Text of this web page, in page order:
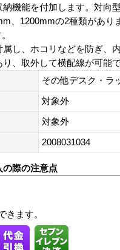
機能を付加します。対向
、1200mmの2種類があ
し、ホコリなどを防ぎ、
、取外して横配線が可能
その他デスク・ラ
対象外
対象外
2008031034
の際の注意点
きます。